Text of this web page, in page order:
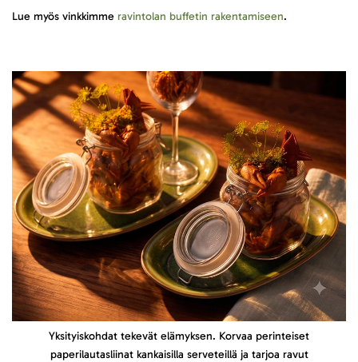
Lue myös vinkkimme ravintolan buffetin rakentamiseen.
Yksityiskohdat tekevät elämyksen. Korvaa perinteiset
paperilautasliinat kankaisilla serveteillä ja tarjoa ravut